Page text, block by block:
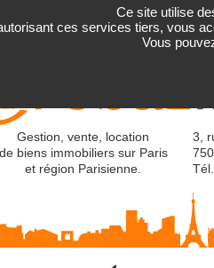
Gestion, vente, location
de biens immobiliers sur Paris
et région Parisienne.
3,
Ce site utilise
ces services tiers, vous
Vous